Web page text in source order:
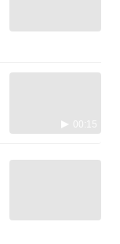
00:15